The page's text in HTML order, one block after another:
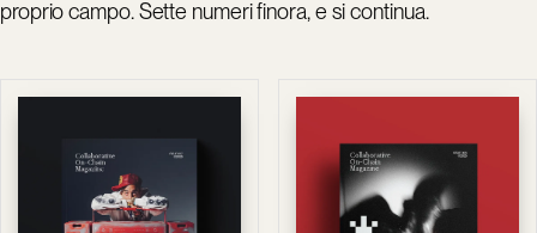
proprio campo. Sette numeri finora, e si continua.